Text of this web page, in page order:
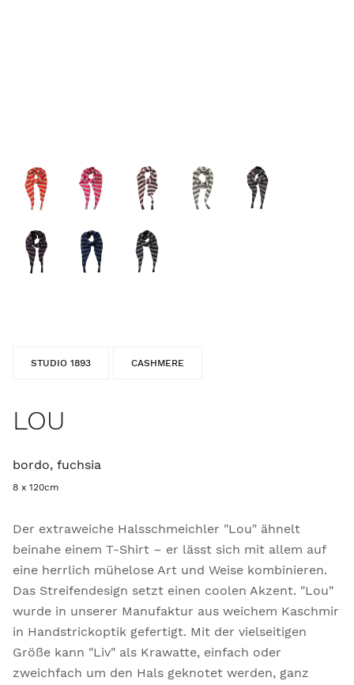
STUDIO 1893 CASHMERE
LOU
bordo, fuchsia
8 x 120cm
Der extraweiche Halsschmeichler "Lou" ähnelt
beinahe einem T-Shirt – er lässt sich mit allem auf
eine herrlich mühelose Art und Weise kombinieren.
Das Streifendesign setzt einen coolen Akzent. "Lou"
wurde in unserer Manufaktur aus weichem Kaschmir
in Handstrickoptik gefertigt. Mit der vielseitigen
Größe kann "Liv" als Krawatte, einfach oder
zweichfach um den Hals geknotet werden, ganz